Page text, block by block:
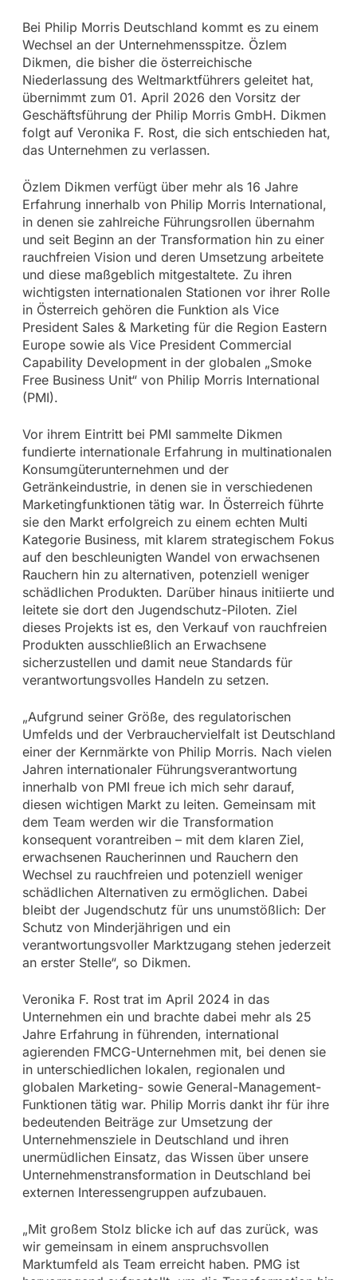
Bei Philip Morris Deutschland kommt es zu einem
Wechsel an der Unternehmensspitze. Özlem
Dikmen, die bisher die österreichische
Niederlassung des Weltmarktführers geleitet hat,
übernimmt zum 01. April 2026 den Vorsitz der
Geschäftsführung der Philip Morris GmbH. Dikmen
folgt auf Veronika F. Rost, die sich entschieden hat,
das Unternehmen zu verlassen.
Özlem Dikmen verfügt über mehr als 16 Jahre
Erfahrung innerhalb von Philip Morris International,
in denen sie zahlreiche Führungsrollen übernahm
und seit Beginn an der Transformation hin zu einer
rauchfreien Vision und deren Umsetzung arbeitete
und diese maßgeblich mitgestaltete. Zu ihren
wichtigsten internationalen Stationen vor ihrer Rolle
in Österreich gehören die Funktion als Vice
President Sales & Marketing für die Region Eastern
Europe sowie als Vice President Commercial
Capability Development in der globalen „Smoke
Free Business Unit“ von Philip Morris International
(PMI).
Vor ihrem Eintritt bei PMI sammelte Dikmen
fundierte internationale Erfahrung in multinationalen
Konsumgüterunternehmen und der
Getränkeindustrie, in denen sie in verschiedenen
Marketingfunktionen tätig war. In Österreich führte
sie den Markt erfolgreich zu einem echten Multi
Kategorie Business, mit klarem strategischem Fokus
auf den beschleunigten Wandel von erwachsenen
Rauchern hin zu alternativen, potenziell weniger
schädlichen Produkten. Darüber hinaus initiierte und
leitete sie dort den Jugendschutz-Piloten. Ziel
dieses Projekts ist es, den Verkauf von rauchfreien
Produkten ausschließlich an Erwachsene
sicherzustellen und damit neue Standards für
verantwortungsvolles Handeln zu setzen.
„Aufgrund seiner Größe, des regulatorischen
Umfelds und der Verbrauchervielfalt ist Deutschland
einer der Kernmärkte von Philip Morris. Nach vielen
Jahren internationaler Führungsverantwortung
innerhalb von PMI freue ich mich sehr darauf,
diesen wichtigen Markt zu leiten. Gemeinsam mit
dem Team werden wir die Transformation
konsequent vorantreiben – mit dem klaren Ziel,
erwachsenen Raucherinnen und Rauchern den
Wechsel zu rauchfreien und potenziell weniger
schädlichen Alternativen zu ermöglichen. Dabei
bleibt der Jugendschutz für uns unumstößlich: Der
Schutz von Minderjährigen und ein
verantwortungsvoller Marktzugang stehen jederzeit
an erster Stelle“, so Dikmen.
Veronika F. Rost trat im April 2024 in das
Unternehmen ein und brachte dabei mehr als 25
Jahre Erfahrung in führenden, international
agierenden FMCG-Unternehmen mit, bei denen sie
in unterschiedlichen lokalen, regionalen und
globalen Marketing- sowie General-Management-
Funktionen tätig war. Philip Morris dankt ihr für ihre
bedeutenden Beiträge zur Umsetzung der
Unternehmensziele in Deutschland und ihren
unermüdlichen Einsatz, das Wissen über unsere
Unternehmenstransformation in Deutschland bei
externen Interessengruppen aufzubauen.
„Mit großem Stolz blicke ich auf das zurück, was
wir gemeinsam in einem anspruchsvollen
Marktumfeld als Team erreicht haben. PMG ist